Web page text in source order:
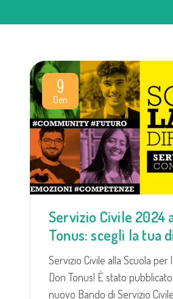
9
Gen
Servizio Civile 2024
Tonus: scegli la tua
Servizio Civile alla Scuola per
Don Tonus! È stato
nuovo Bando di Servizio Civile